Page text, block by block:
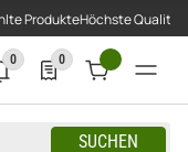
ProdukteHöchste Qualität
SUCHEN
0
neue Notifizierungen
0
0 Produkte in der Liste